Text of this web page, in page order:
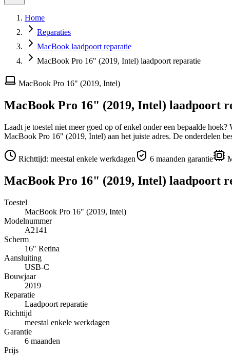
Home
Reparaties
MacBook laadpoort reparatie
MacBook Pro 16" (2019, Intel) laadpoort reparatie
MacBook Pro 16" (2019, Intel)
MacBook Pro 16" (2019, Intel) laadpoort
Laadt je toestel niet meer goed op of enkel onder een bepaalde
MacBook Pro 16" (2019, Intel) aan het juiste adres. De onderdelen
Richttijd: meestal enkele werkdagen 6 maanden garantie
MacBook Pro 16" (2019, Intel) laadpoort
Toestel
MacBook Pro 16" (2019, Intel)
Modelnummer
A2141
Scherm
16″ Retina
Aansluiting
USB-C
Bouwjaar
2019
Reparatie
Laadpoort reparatie
Richttijd
meestal enkele werkdagen
Garantie
6 maanden
Prijs